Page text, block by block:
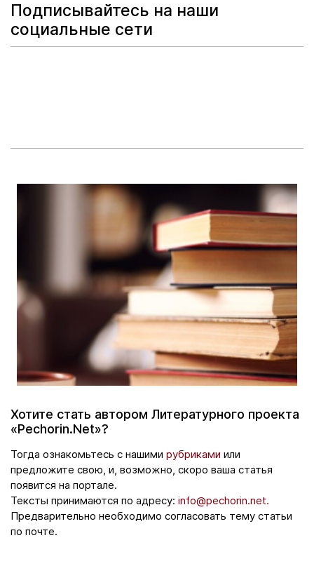
Подписывайтесь на наши
социальные сети
Хотите стать автором Литературного проекта
«Pechorin.Net»?
Тогда ознакомьтесь с нашими рубриками или
предложите свою, и, возможно, скоро ваша статья
появится на портале.
Тексты принимаются по адресу: info@pechorin.net.
Предварительно необходимо согласовать тему статьи
по почте.